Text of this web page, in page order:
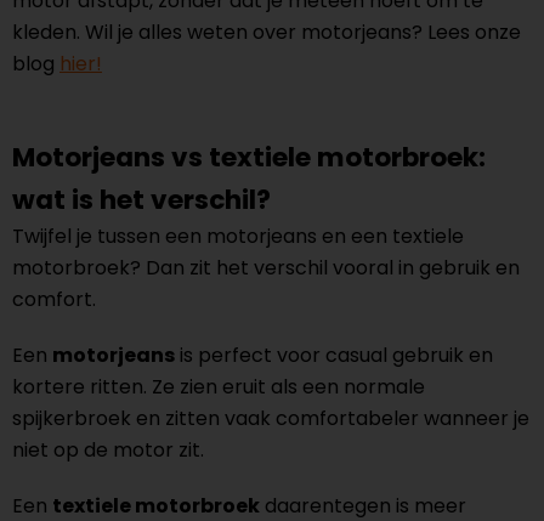
kleden. Wil je alles weten over motorjeans? Lees onze
blog hier!
Motorjeans vs textiele motorbroek:
wat is het verschil?
Twijfel je tussen een motorjeans en een textiele
motorbroek? Dan zit het verschil vooral in gebruik en
comfort.
Een motorjeans is perfect voor casual gebruik en
kortere ritten. Ze zien eruit als een normale
spijkerbroek en zitten vaak comfortabeler wanneer je
niet op de motor zit.
Een textiele motorbroek daarentegen is meer